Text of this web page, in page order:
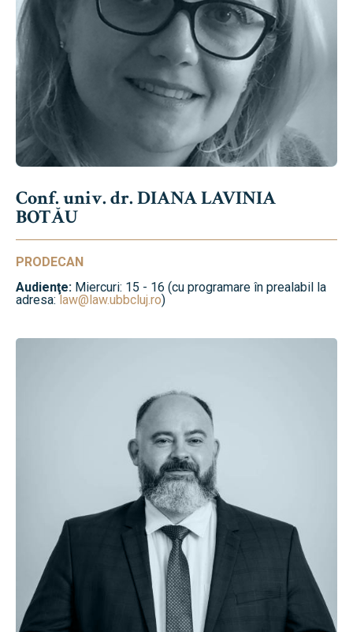
Conf. univ. dr. DIANA LAVINIA
BOTĂU
PRODECAN
Audienţe: Miercuri: 15 - 16 (cu programare în prealabil la
adresa: law@law.ubbcluj.ro)